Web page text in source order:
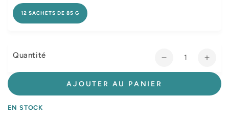
12 SACHETS DE 85 G
Quantité
Réduire
la
de
la
de
AJOUTER AU PANIER
EN STOCK